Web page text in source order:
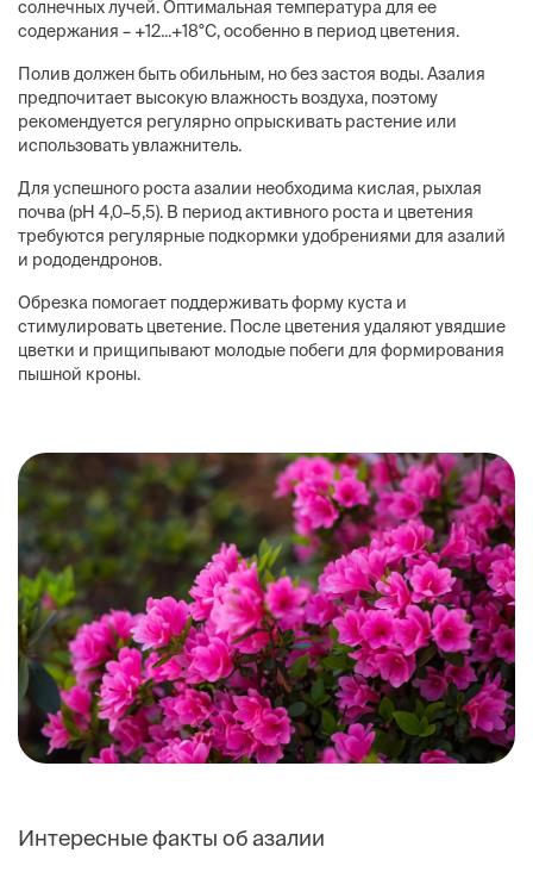
солнечных лучей. Оптимальная температура для ее
содержания – +12...+18°C, особенно в период цветения.
Полив должен быть обильным, но без застоя воды. Азалия
предпочитает высокую влажность воздуха, поэтому
рекомендуется регулярно опрыскивать растение или
использовать увлажнитель.
Для успешного роста азалии необходима кислая, рыхлая
почва (pH 4,0–5,5). В период активного роста и цветения
требуются регулярные подкормки удобрениями для азалий
и рододендронов.
Обрезка помогает поддерживать форму куста и
стимулировать цветение. После цветения удаляют увядшие
цветки и прищипывают молодые побеги для формирования
пышной кроны.
Интересные факты об азалии